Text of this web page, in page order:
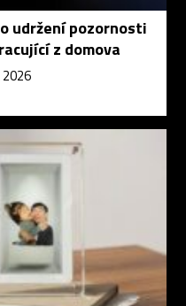
udržení pozornosti
z domova